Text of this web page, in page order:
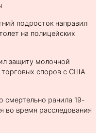
подросток направил
на полицейских
защиту молочной
торговых споров с США
смертельно ранила 19-
во время расследования